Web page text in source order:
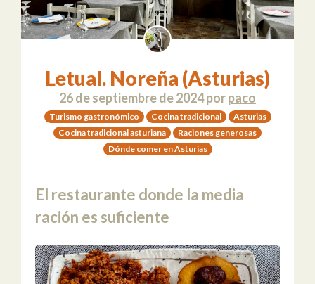
Letual. Noreña (Asturias)
26 de septiembre de 2024porpaco
Turismo gastronómico Cocina tradicional
Asturias
Cocina tradicional asturiana
Raciones generosas
Dónde comer en Asturias
El restaurante donde la media
ración es suficiente